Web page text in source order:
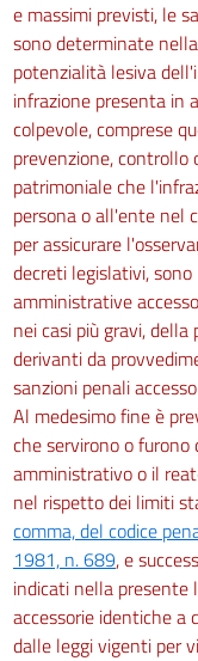
e massimi previsti, le
sono determinate
potenzialità lesiva
infrazione presenta in
colpevole, comprese
prevenzione, controllo
patrimoniale che
persona o all'ente nel
per assicurare
decreti legislativi,
amministrative
nei casi più gravi,
derivanti da
sanzioni penali
Al medesimo fine è
che servirono o
amministrativo o il
nel rispetto dei limiti
comma, del codice
1981, n. 689, e
indicati nella presente
accessorie identiche
dalle leggi vigenti per